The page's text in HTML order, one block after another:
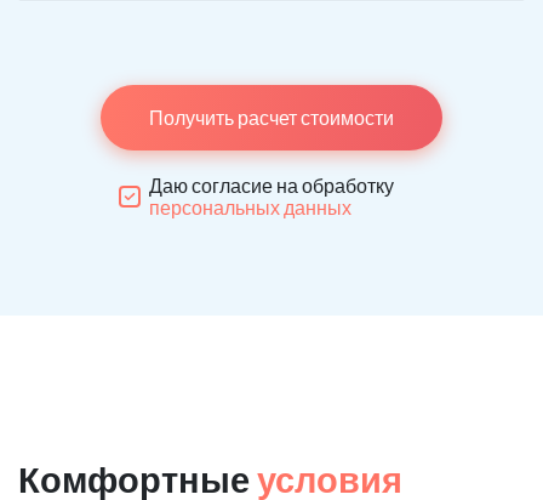
Получить расчет стоимости
Даю согласие на обработку
персональных данных
Комфортные условия